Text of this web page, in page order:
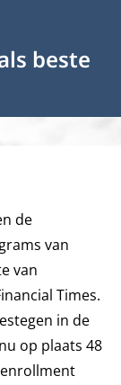
beste
de
van
van
Times.
in de
op plaats 48